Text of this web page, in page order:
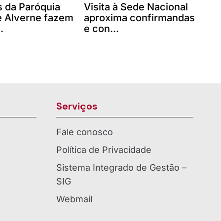
da Paróquia
Alverne fazem
Visita à Sede Nacional
aproxima confirmandas
e con...
Serviços
Fale conosco
Política de Privacidade
Sistema Integrado de Gestão –
SIG
Webmail